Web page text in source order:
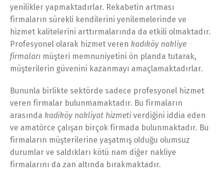
yenilikler yapmaktadırlar. Rekabetin artması
firmaların sürekli kendilerini yenilemelerinde ve
hizmet kalitelerini arttırmalarında da etkili olmaktadır.
Profesyonel olarak hizmet veren kadıköy nakliye
firmaları müşteri memnuniyetini ön planda tutarak,
müşterilerin güvenini kazanmayı amaçlamaktadırlar.
Bununla birlikte sektörde sadece profesyonel hizmet
veren firmalar bulunmamaktadır. Bu firmaların
arasında kadiköy nakliyat hizmetiverdiğini iddia eden
ve amatörce çalışan birçok firmada bulunmaktadır. Bu
firmaların müşterilerine yaşatmış olduğu olumsuz
durumlar ve saldıkları kötü nam diğer nakliye
firmalarını da zan altında bırakmaktadır.